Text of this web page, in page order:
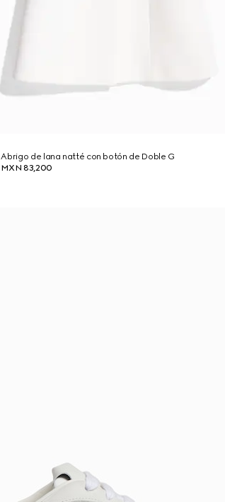
Abrigo de lana natté con botón de Doble G
MXN 83,200